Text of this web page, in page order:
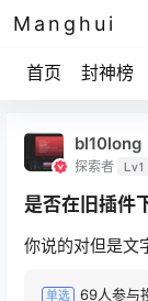
Manghui
首页 封神榜
bl10long
探索者 Lv1
是否在旧插件
你说的对但是文
单选 69人参与